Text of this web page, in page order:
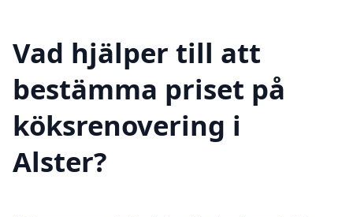
Vad hjälper till att
bestämma priset på
köksrenovering i
Alster?